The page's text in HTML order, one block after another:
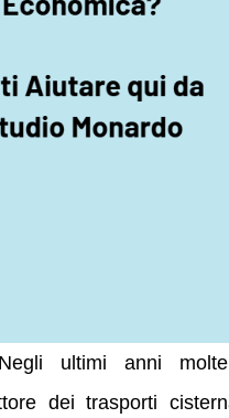
ultimi anni
dei trasporti